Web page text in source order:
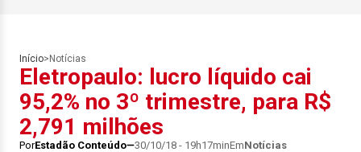
Início> Notícias
Eletropaulo: lucro líquido cai
95,2% no 3º trimestre, para R$
2,791 milhões
PorEstadão Conteúdo 30/10/18 - 19h17minEmNotícias